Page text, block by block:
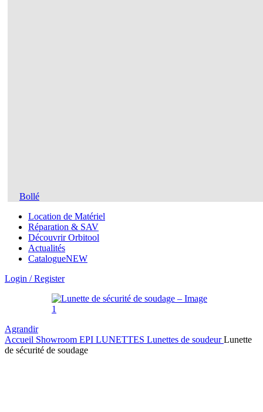
Bollé
Location de Matériel
Réparation & SAV
Découvrir Orbitool
Actualités
CatalogueNEW
Login / Register
Agrandir
Accueil Showroom EPI LUNETTES Lunettes de soudeurLunette
de sécurité de soudage